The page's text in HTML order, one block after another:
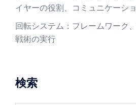
イヤーの役割、コミュニケーシ
回転システム：フレームワーク
戦術の実行
検索